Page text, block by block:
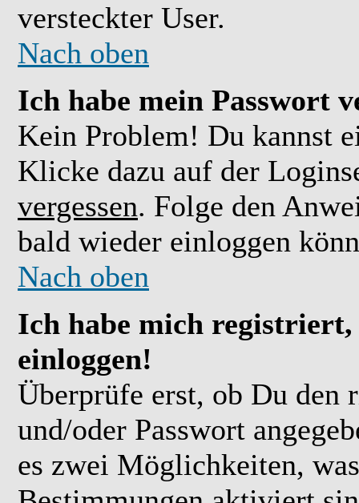
versteckter User.
Nach oben
Ich habe mein Passwort
Kein Problem! Du kannst
Klicke dazu auf der
vergessen. Folge den
bald wieder einloggen
Nach oben
Ich habe mich
einloggen!
Überprüfe erst, ob Du den
und/oder Passwort
es zwei Möglichkeiten,